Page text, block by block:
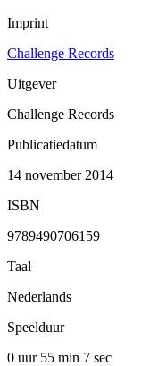
Imprint
Challenge Records
Uitgever
Challenge Records
Publicatiedatum
14 november 2014
ISBN
9789490706159
Taal
Nederlands
Speelduur
0 uur 55 min 7 sec